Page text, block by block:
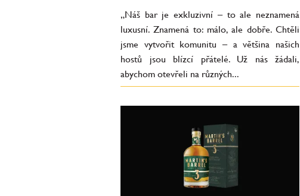
„Náš bar je exkluzivní – to ale neznamená
luxusní. Znamená to: málo, ale dobře. Chtěli
jsme vytvořit komunitu – a většina našich
hostů jsou blízcí přátelé. Už nás žádali,
abychom otevřeli na různých...